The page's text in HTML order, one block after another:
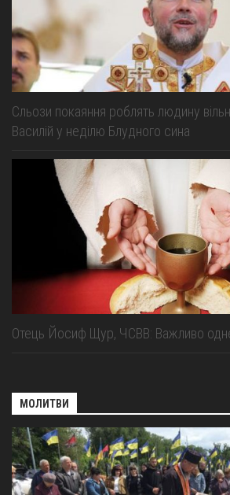
Сльози покаяння роблять людину
Василій у неділю Блудного сина
Отець Йосиф Щур, ЧСВВ: Важливо
МОЛИТВИ